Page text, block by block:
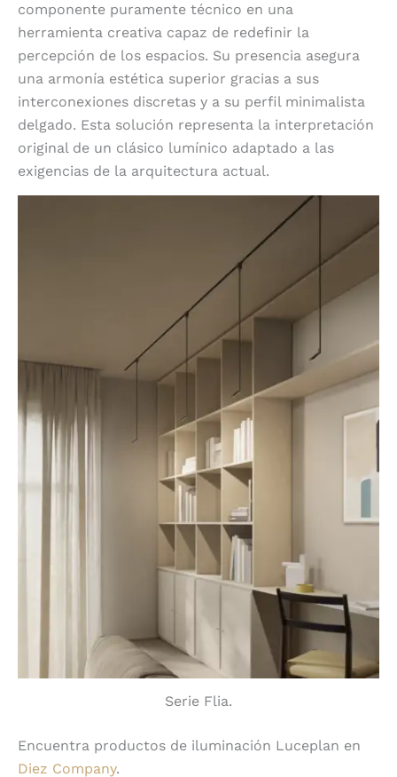
componente puramente técnico en una
herramienta creativa capaz de redefinir la
percepción de los espacios. Su presencia asegura
una armonía estética superior gracias a sus
interconexiones discretas y a su perfil minimalista
delgado. Esta solución representa la interpretación
original de un clásico lumínico adaptado a las
exigencias de la arquitectura actual.
Serie Flia.
Encuentra productos de iluminación Luceplan en
Diez Company.